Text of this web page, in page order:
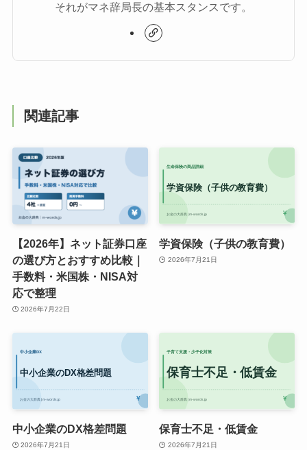
それがマネ辞局長の基本スタンスです。
関連記事
【2026年】ネット証券口座
の選び方とおすすめ比較｜
手数料・米国株・NISA対
応で整理
2026年7月22日
学資保険（子供の教育費）
2026年7月21日
中小企業のDX格差問題
2026年7月21日
保育士不足・低賃金
2026年7月21日